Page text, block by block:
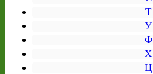
Т
У
Ф
Х
Ц